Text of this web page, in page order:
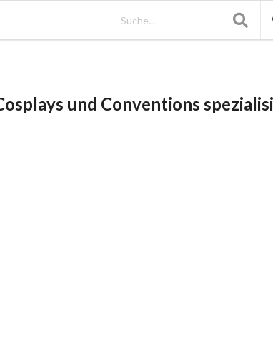
und Conventions